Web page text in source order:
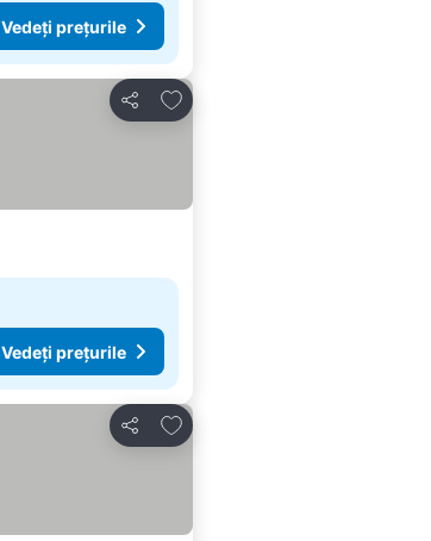
Vedeți prețurile
Distribuiți
Adăugaţi la favorite
Vedeți prețurile
Distribuiți
Adăugaţi la favorite